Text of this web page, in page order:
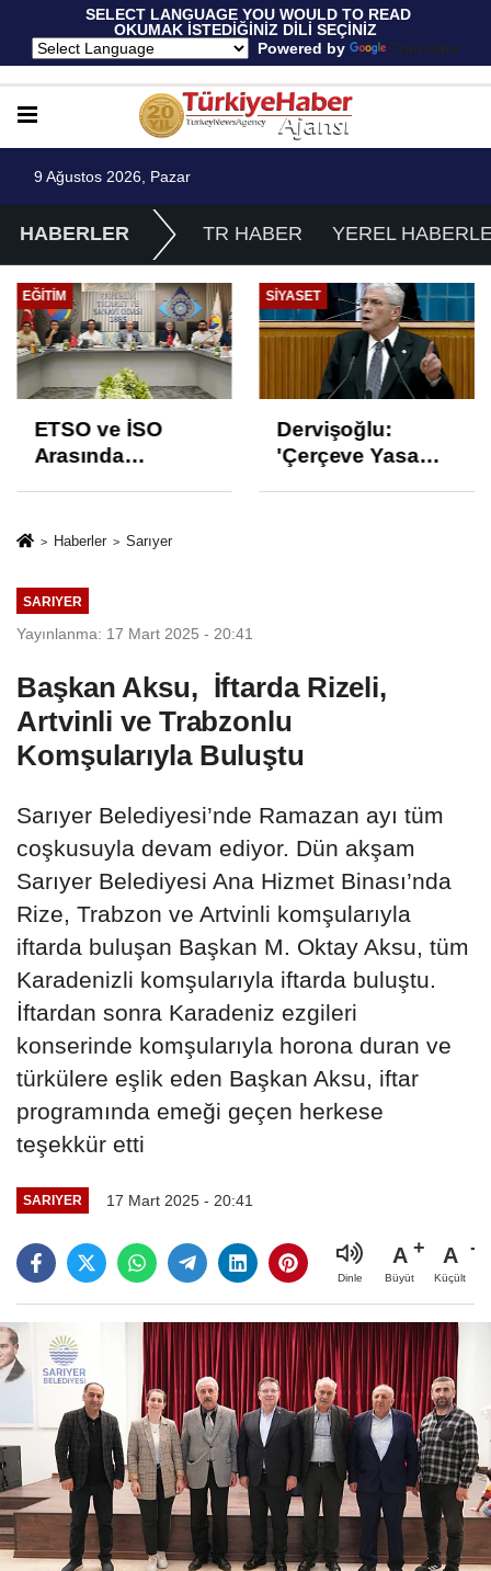
SELECT LANGUAGE YOU WOULD TO READ
OKUMAK İSTEDİĞİNİZ DİLİ SEÇİNİZ
Powered by
Translate
9 Ağustos 2026, Pazar
HABERLER TR HABER YEREL
EĞITIM
ETSO ve İSO
Arasında
Protokolü
SIYASET
Dervişoğlu:
'Çerçeve Yasa
Haberler Sarıyer
SARIYER
Yayınlanma: 17 Mart 2025 - 20:41
Başkan Aksu, İftarda Rizeli,
Artvinli ve Trabzonlu
Komşularıyla Buluştu
Sarıyer Belediyesi’nde Ramazan ayı tüm
coşkusuyla devam ediyor. Dün akşam
Sarıyer Belediyesi Ana Hizmet Binası’nda
Rize, Trabzon ve Artvinli komşularıyla
iftarda buluşan Başkan M. Oktay Aksu, tüm
Karadenizli komşularıyla iftarda buluştu.
İftardan sonra Karadeniz ezgileri
konserinde komşularıyla horona duran ve
türkülere eşlik eden Başkan Aksu, iftar
programında emeği geçen herkese
teşekkür etti
SARIYER 17 Mart 2025 - 20:41
Dinle
A
Büyüt
A
Küçült